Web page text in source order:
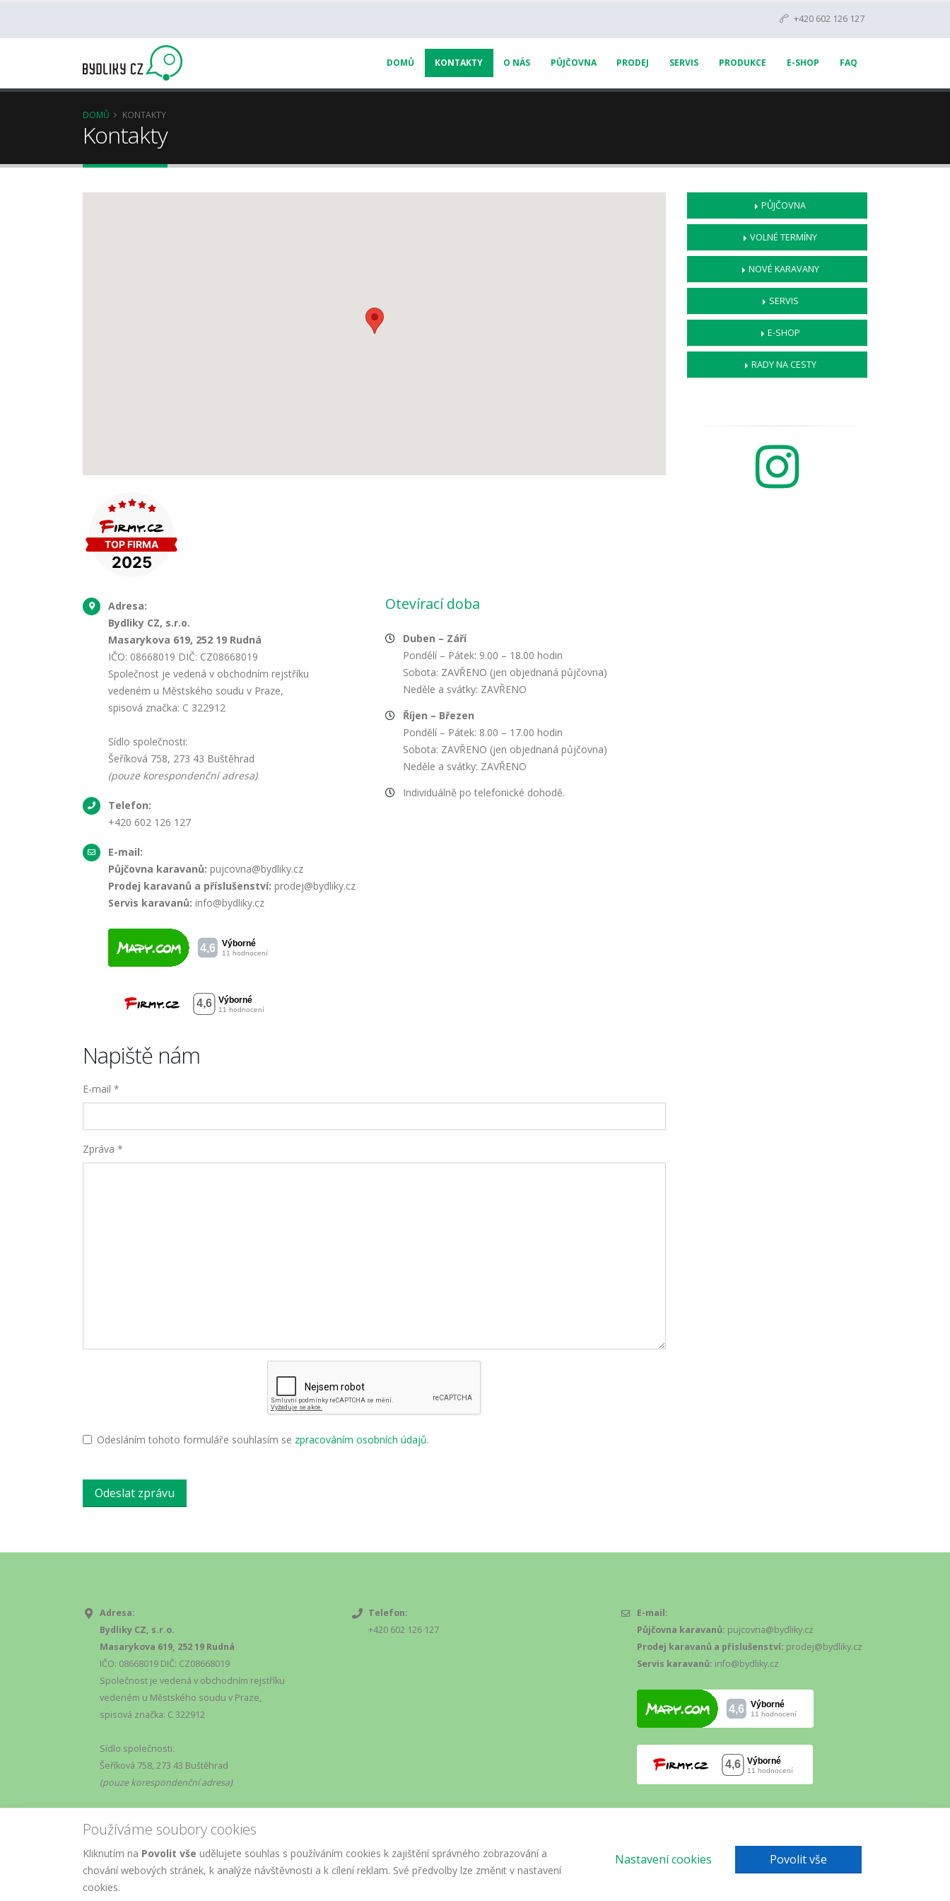
Používáme soubory cookies
Kliknutím na Povolit vše udělujete souhlas s používáním cookies k zajištění správného zobrazování a
chování webových stránek, k analýze návštěvnosti a k cílení reklam. Své předvolby lze změnit v nastavení
cookies.
Nastavení cookies Povolit vše
+420 602 126 127
DOMŮ KONTAKTY O NÁS PŮJČOVNA PRODEJ SERVIS PRODUKCE E-SHOP FAQ
DOMŮ KONTAKTY
Kontakty
Adresa:
Bydliky CZ, s.r.o.
Masarykova 619, 252 19 Rudná
IČO: 08668019 DIČ: CZ08668019
Společnost je vedená v obchodním rejstříku
vedeném u Městského soudu v Praze,
spisová značka: C 322912
Sídlo společnosti:
Šeříková 758, 273 43 Buštěhrad
(pouze korespondenční adresa)
Telefon:
+420 602 126 127
E-mail:
Půjčovna karavanů: pujcovna@bydliky.cz
Prodej karavanů a příslušenství: prodej@bydliky.cz
Servis karavanů: info@bydliky.cz
Otevírací doba
Duben – Září
Pondělí – Pátek: 9.00 – 18.00 hodin
Sobota: ZAVŘENO (jen objednaná půjčovna)
Neděle a svátky: ZAVŘENO
Říjen – Březen
Pondělí – Pátek: 8.00 – 17.00 hodin
Sobota: ZAVŘENO (jen objednaná půjčovna)
Neděle a svátky: ZAVŘENO
Individuálně po telefonické dohodě.
Napiště nám
E-mail *
Zpráva *
Odesláním tohoto formuláře souhlasím se zpracováním osobních údajů.
Odeslat zprávu
PŮJČOVNA
VOLNÉ TERMÍNY
NOVÉ KARAVANY
SERVIS
E-SHOP
RADY NA CESTY
Adresa:
Bydliky CZ, s.r.o.
Masarykova 619, 252 19 Rudná
IČO: 08668019 DIČ: CZ08668019
Společnost je vedená v obchodním rejstříku
vedeném u Městského soudu v Praze,
spisová značka: C 322912
Sídlo společnosti:
Šeříková 758, 273 43 Buštěhrad
(pouze korespondenční adresa)
Telefon:
+420 602 126 127
E-mail:
Půjčovna karavanů: pujcovna@bydliky.cz
Prodej karavanů a příslušenství: prodej@bydliky.cz
Servis karavanů: info@bydliky.cz
© CopyrightAM 2019.Marketing, All Rights Reserved.GDPR Mapa webu